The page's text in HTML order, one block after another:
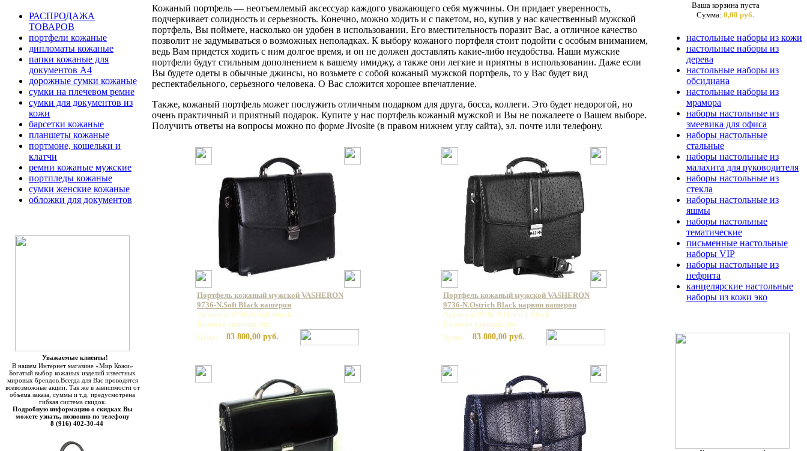
РАСПРОДАЖА
ТОВАРОВ
портфели кожаные
дипломаты кожаные
папки кожаные для
документов А4
дорожные сумки кожаные
сумки на плечевом ремне
сумки для документов из
кожи
барсетки кожаные
планшеты кожаные
портмоне, кошельки и
клатчи
ремни кожаные мужские
портпледы кожаные
сумки женские кожаные
обложки для документов
Уважаемые клиенты!
В нашем Интернет магазине «Мир Кожи»
Богатый выбор кожаных изделий известных
мировых брендов.Всегда для Вас проводятся
всевозможные акции. Так же в зависимости от
объема заказа, суммы и т.д. предусмотрена
гибкая система скидок.
Подробную информацию о скидках Вы
можете узнать, позвонив по телефону
8 (916) 402-30-44
Кожаный портфель — неотъемлемый аксессуар каждого уважающего себя мужчины. Он придает уверенность,
подчеркивает солидность и серьезность. Конечно, можно ходить и с пакетом, но, купив у нас качественный мужской
портфель, Вы поймете, насколько он удобен в использовании. Его вместительность поразит Вас, а отличное качество
позволит не задумываться о возможных неполадках. К выбору кожаного портфеля стоит подойти с особым вниманием,
ведь Вам придется ходить с ним долгое время, и он не должен доставлять какие-либо неудобства. Наши мужские
портфели будут стильным дополнением к вашему имиджу, а также они легкие и приятны в использовании. Даже если
Вы будете одеты в обычные джинсы, но возьмете с собой кожаный мужской портфель, то у Вас будет вид
респектабельного, серьезного человека. О Вас сложится хорошее впечатление.
Также, кожаный портфель может послужить отличным подарком для друга, босса, коллеги. Это будет недорогой, но
очень практичный и приятный подарок. Купите у нас портфель кожаный мужской и Вы не пожалеете о Вашем выборе.
Получить ответы на вопросы можно по форме Jivosite (в правом нижнем углу сайта), эл. почте или телефону.
Портфель кожаный мужской VASHERON
9736-N.Soft Black вашерон
Артикул: 9736 N.Soft Black
Базовая единица: шт
Цена:
83 800,00 руб.
Портфель кожаный мужской VASHERON
9736-N.Ostrich Black нарвин вашерон
Артикул: 9736 N.Ostrich Black
Базовая единица: шт
Цена:
83 800,00 руб.
Ваша корзина пуста
Сумма: 0,00 руб.
настольные наборы из кожи
настольные наборы из
дерева
настольные наборы из
обсидиана
настольные наборы из
мрамора
наборы настольные из
змеевика для офиса
наборы настольные
стальные
наборы настольные из
малахита для руководителя
наборы настольные из
стекла
наборы настольные из
яшмы
наборы настольные
тематические
письменные настольные
наборы VIP
наборы настольные из
нефрита
канцелярские настольные
наборы из кожи эко